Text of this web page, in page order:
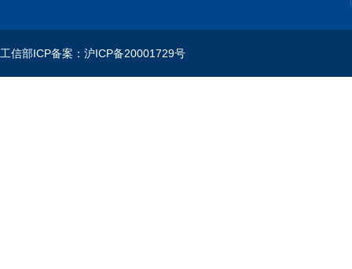
工信部ICP备案：沪ICP备20001729号